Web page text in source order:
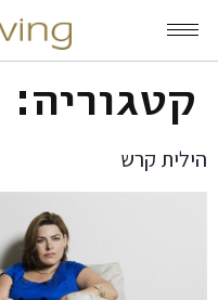
קטגוריה:
הילית קרש